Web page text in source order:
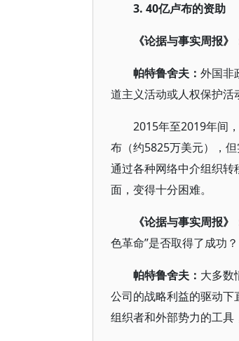
3. 40亿卢布的资助
《论据与事实周报》
帕特鲁舍夫： 外国非
道主义活动或人权保护活
2015年至2019年间
布（约5825万美元），
通过各种网络中介组织
面，变得十分困难。
《论据与事实周报》
色革命”是否取得了成功？
帕特鲁舍夫： 大多数
公司的战略利益的驱动
组织者和外部势力的工具